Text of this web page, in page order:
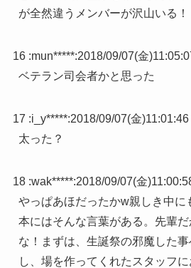
が全然違うメンバーが沢山いる！
16 :mun*****:2018/09/07(金
ベテラン司会者かと思った
17 :i_y*****:2018/09/07(金)11:01:46
太った？
18 :wak*****:2018/09/07(金
やっぱあほだったかw親しき中に
本にはそんな言葉がある。先輩
な！まずは、生誕祭の邪魔した
し、場を作ってくれたスタッフ